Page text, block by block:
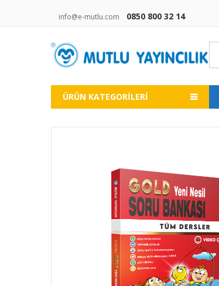
info@e-mutlu.com 0850 800 32 14
ÜRÜN KATEGORILERI